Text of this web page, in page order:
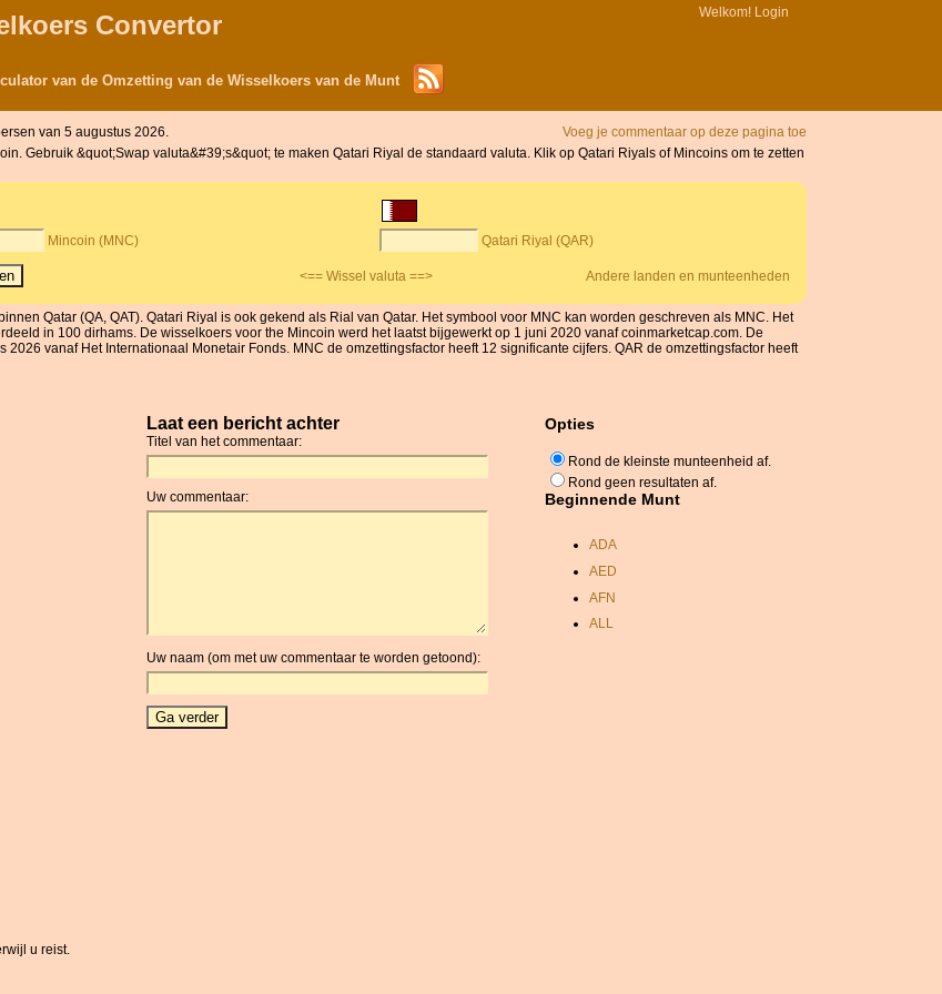
Convertor Welkom! Login
van de Omzetting van de Wisselkoers van de Munt
Voeg je commentaar op deze pagina toe
van 5 augustus 2026.
Gebruik &quot;Swap valuta&#39;s&quot; te maken Qatari Riyal de standaard valuta. Klik op Qatari Riyals of Mincoins om te zetten
Mincoin (MNC) Qatari Riyal (QAR)
<== Wissel valuta ==> Andere landen en munteenheden
Qatar (QA, QAT). Qatari Riyal is ook gekend als Rial van Qatar. Het symbool voor MNC kan worden geschreven als MNC. Het
in 100 dirhams. De wisselkoers voor the Mincoin werd het laatst bijgewerkt op 1 juni 2020 vanaf coinmarketcap.com. De
vanaf Het Internationaal Monetair Fonds. MNC de omzettingsfactor heeft 12 significante cijfers. QAR de omzettingsfactor heeft
u reist.
Laat een bericht achter
Titel van het commentaar:
Uw commentaar:
Uw naam (om met uw commentaar te worden getoond):
Opties
Rond de kleinste munteenheid af.
Rond geen resultaten af.
Beginnende Munt
ADA
AED
AFN
ALL